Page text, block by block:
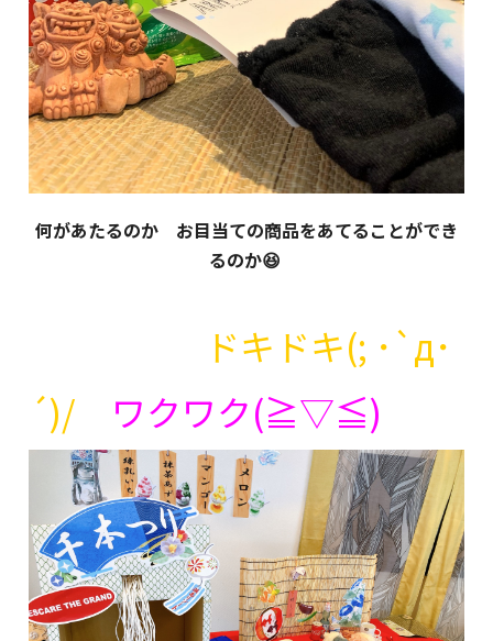
何があたるのか お目当ての商品をあてることができ
るのか😆
ドキドキ(; ･`д･
´)/ ワクワク(≧▽≦)